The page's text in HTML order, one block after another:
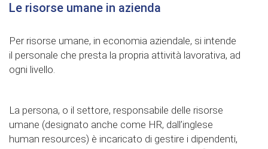
Le risorse umane in azienda
Per risorse umane, in economia aziendale, si intende
il personale che presta la propria attività lavorativa, ad
ogni livello.
La persona, o il settore, responsabile delle risorse
umane (designato anche come HR, dall’inglese
human resources) è incaricato di gestire i dipendenti,